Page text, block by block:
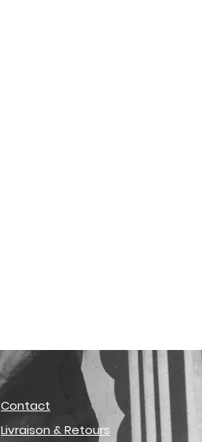
Contact
Livraison & Retours